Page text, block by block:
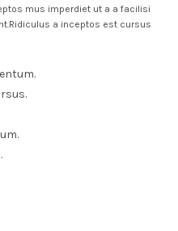
mus imperdiet ut a a facilisi
a inceptos est cursus